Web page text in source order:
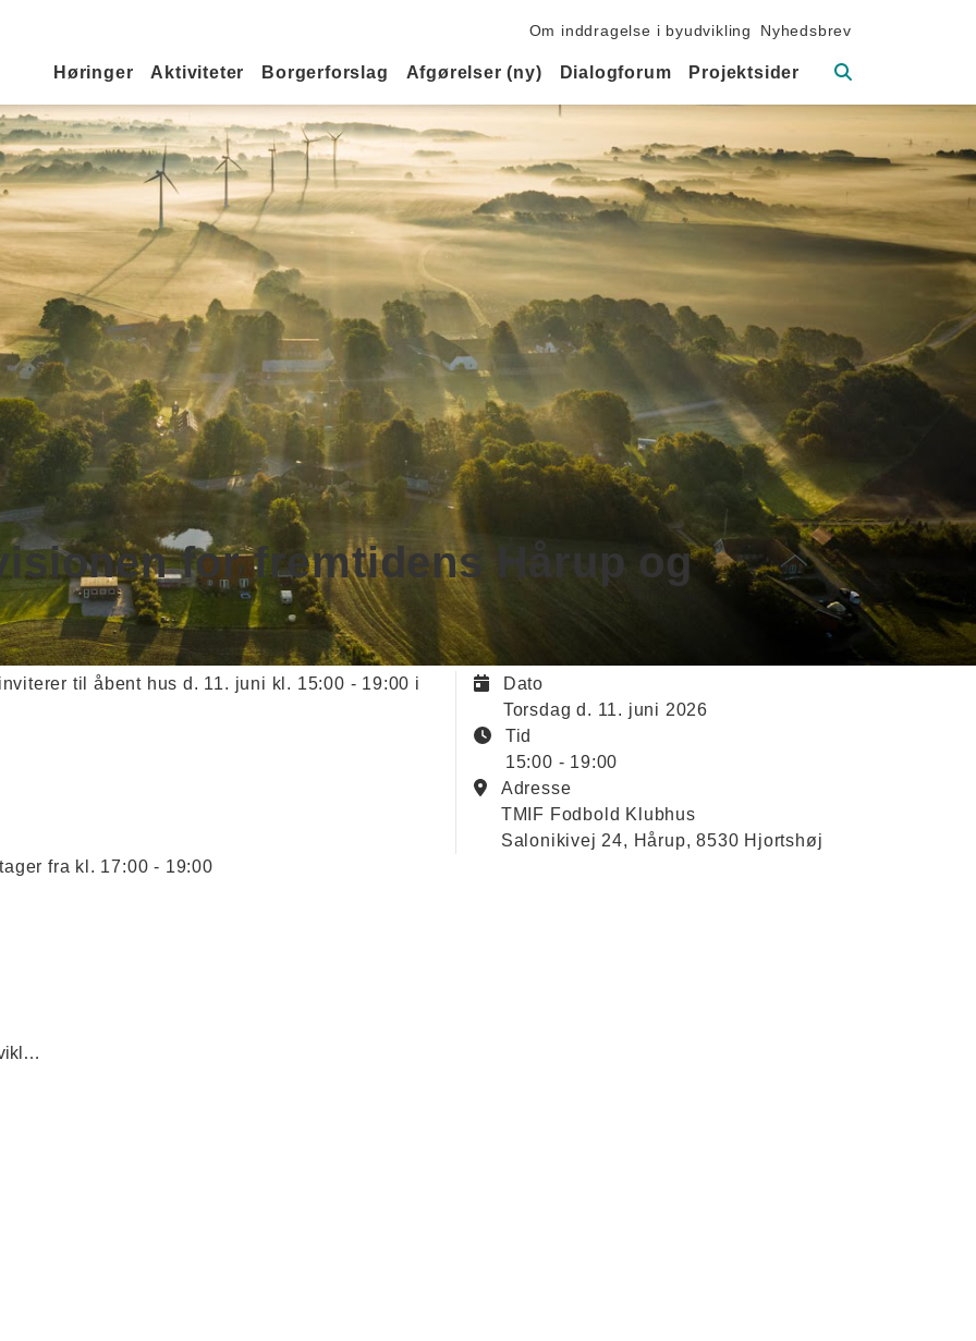
Sekundær navigation
Om inddragelse i byudvikling Nyhedsbrev
Primær navigation
Høringer Aktiviteter Borgerforslag Afgørelser (ny) Dialogforum Projektsider
for fremtidens Hårup og
til åbent hus d. 11. juni kl. 15:00 - 19:00 i
fra kl. 17:00 - 19:00
Dato
torsdag d. 11. juni 2026
Tid
15:00 - 19:00
Adresse
TMIF Fodbold Klubhus
Salonikivej 24, Hårup, 8530 Hjortshøj